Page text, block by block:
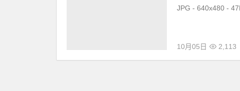
JPG - 640x480 -
10月05日 2,113